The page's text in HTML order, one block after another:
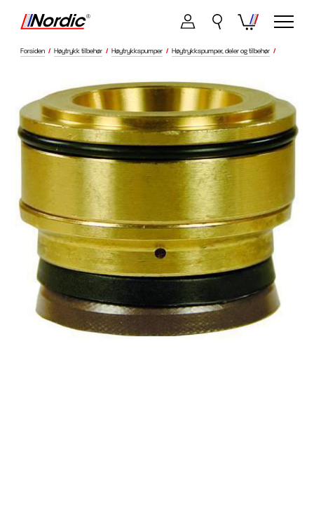
Forsiden / Høytrykk tilbehør / Høytrykkspumper / Høytrykkspumper, deler og tilbehør /